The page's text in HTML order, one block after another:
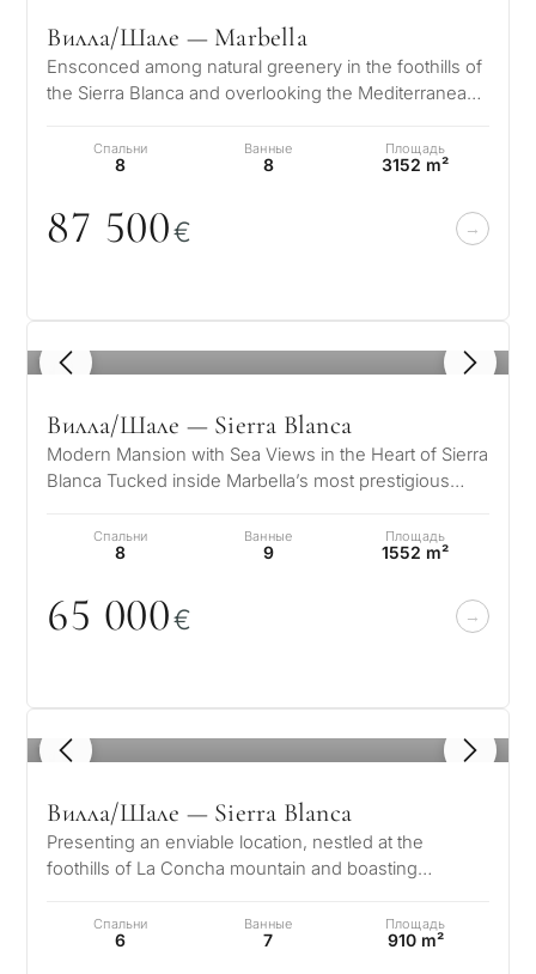
С лифтом
Первая линия гольфа
Эксклюзивные
Ещё параметры
Вилла/Шале — Marbella
Ensconced among natural greenery in the foothills of
the Sierra Blanca and overlooking the Mediterranean
Спальни
8
Ванные
8
Площадь
3152 m²
87 500€
1 / 8
Вилла/Шале — Sierra Blanca
Modern Mansion with Sea Views in the Heart of Sierra
Blanca Tucked inside Marbella’s most prestigious
Спальни
8
Ванные
9
Площадь
1552 m²
65 000€
1 / 8
Вилла/Шале — Sierra Blanca
Presenting an enviable location, nestled at the
foothills of La Concha mountain and boasting
Спальни
6
Ванные
7
Площадь
910 m²